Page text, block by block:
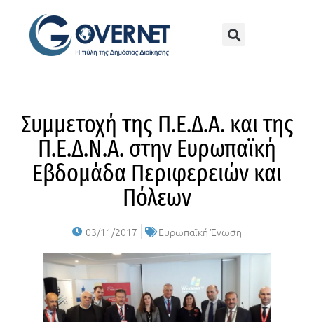
Συμμετοχή της Π.Ε.Δ.Α. και της
Π.Ε.Δ.Ν.Α. στην Ευρωπαϊκή
Εβδομάδα Περιφερειών και
Πόλεων
03/11/2017 Ευρωπαϊκή Ένωση